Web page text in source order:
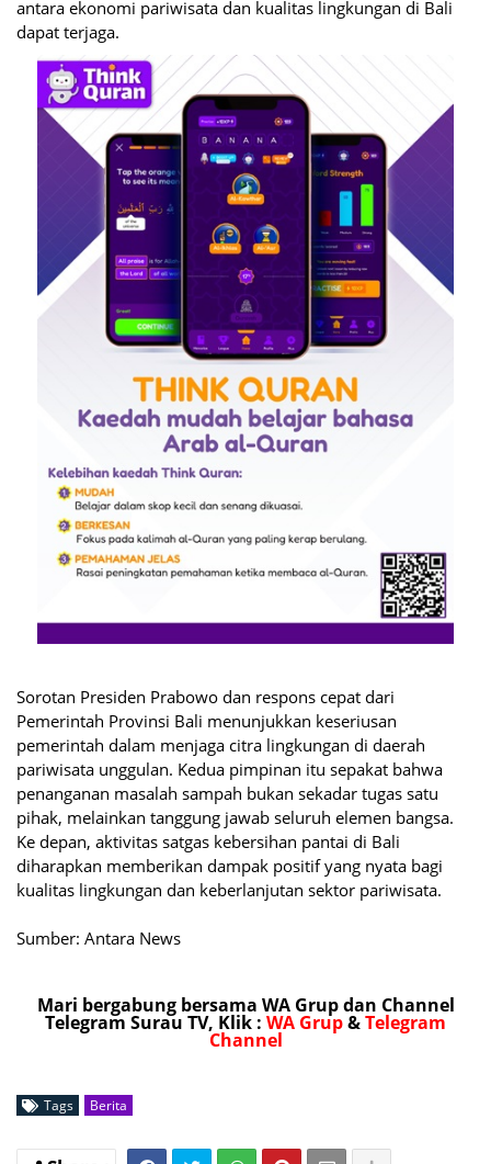
antara ekonomi pariwisata dan kualitas lingkungan di Bali
dapat terjaga.
Sorotan Presiden Prabowo dan respons cepat dari
Pemerintah Provinsi Bali menunjukkan keseriusan
pemerintah dalam menjaga citra lingkungan di daerah
pariwisata unggulan. Kedua pimpinan itu sepakat bahwa
penanganan masalah sampah bukan sekadar tugas satu
pihak, melainkan tanggung jawab seluruh elemen bangsa.
Ke depan, aktivitas satgas kebersihan pantai di Bali
diharapkan memberikan dampak positif yang nyata bagi
kualitas lingkungan dan keberlanjutan sektor pariwisata.
Sumber: Antara News
Mari bergabung bersama WA Grup dan Channel
Telegram Surau TV, Klik : WA Grup&Telegram
Channel
Tags Berita